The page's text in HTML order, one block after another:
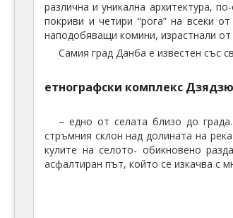
различна и уникална архитектура,
покриви и четири “рога” на всеки
наподобяващи комини, израстнали от
Самия град Данба е известен със
етнографски комплекс Дзядзю
– едно от селата близо до
стръмния склон над долината на
кулите на селото- обикновено
асфалтиран път, който се изкачва с